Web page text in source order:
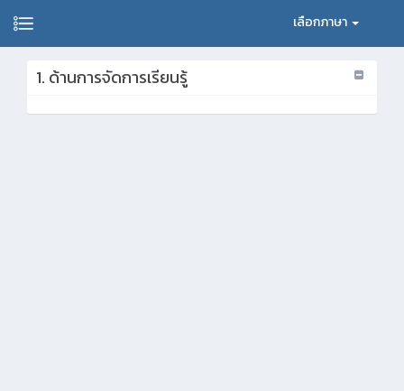
เลือกภาษา
1. ด้านการจัดการเรียนรู้